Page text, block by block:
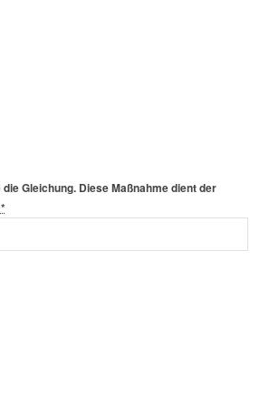
Gleichung. Diese Maßnahme dient der
*